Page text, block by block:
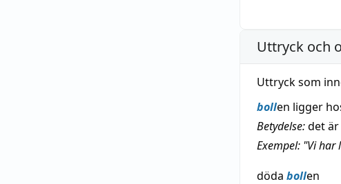
Uttryck och
Uttryck som
bollen ligger
Betydelse:det
Exempel: "Vi
döda bollen